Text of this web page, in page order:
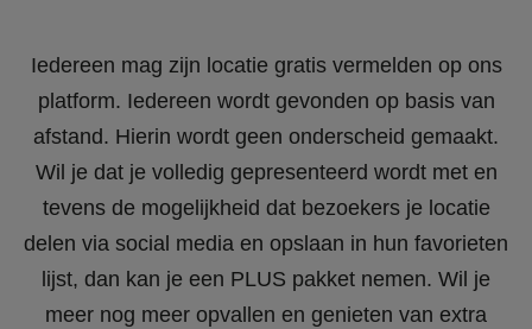
Iedereen mag zijn locatie gratis vermelden op ons
platform. Iedereen wordt gevonden op basis van
afstand. Hierin wordt geen onderscheid gemaakt.
Wil je dat je volledig gepresenteerd wordt met en
tevens de mogelijkheid dat bezoekers je locatie
delen via social media en opslaan in hun favorieten
lijst, dan kan je een PLUS pakket nemen. Wil je
meer nog meer opvallen en genieten van extra